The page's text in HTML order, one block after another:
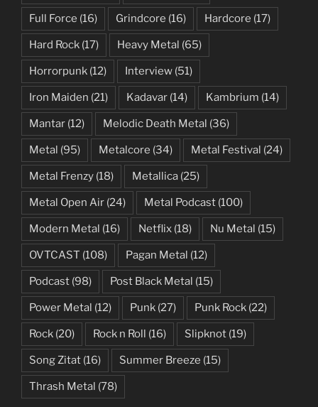
Full Force (16) Grindcore (16) Hardcore (17)
Hard Rock (17) Heavy Metal (65)
Horrorpunk (12) Interview (51)
Iron Maiden (21) Kadavar (14) Kambrium (14)
Mantar (12) Melodic Death Metal (36)
Metal (95) Metalcore (34) Metal Festival (24)
Metal Frenzy (18) Metallica (25)
Metal Open Air (24) Metal Podcast (100)
Modern Metal (16) Netflix (18) Nu Metal (15)
OVTCAST (108) Pagan Metal (12)
Podcast (98) Post Black Metal (15)
Power Metal (12) Punk (27) Punk Rock (22)
Rock (20) Rock n Roll (16) Slipknot (19)
Song Zitat (16) Summer Breeze (15)
Thrash Metal (78)